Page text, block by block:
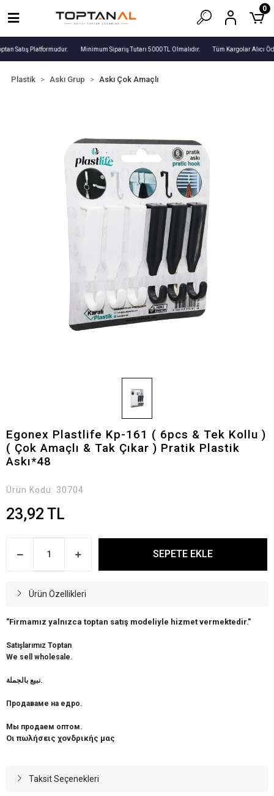
Satış Platformudur. Minimum Sipariş Tutarı 5000 TL Olmalıdır. Tüm Kargolar Alıcı
0
Plastik Askı Grup Askı Çok Amaçlı
Egonex Plastlife Kp-161 ( 6pcs & Tek Kollu )
( Çok Amaçlı & Tak Çıkar ) Pratik Plastik
Askı*48
Ürün Kodu: 30704
23,92 TL
SEPETE EKLE
Ürün Özellikleri
"Firmamız yalnızca toptan satış modeliyle hizmet vermektedir."
Satışlarımız Toptan
We sell wholesale.
نبيع بالجملة.
Продаваме на едро.
Мы продаем оптом.
Οι πωλήσεις χονδρικής μας
Taksit Seçenekleri